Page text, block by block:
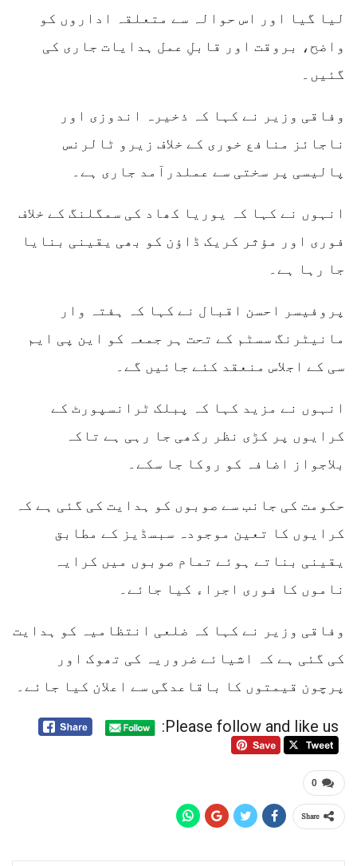
لیا گیا اور اس حوالہ سے متعلقہ اداروں کو
واضح، بروقت اور قابلِ عمل ہدایات جاری کی
گئیں۔
وفاقی وزیر نے کہا کہ ذخیرہ اندوزی اور
ناجائز منافع خوری کے خلاف زیرو ٹالرنس
پالیسی پر سختی سے عملدرآمد جاری ہے۔
انہوں نے کہا کہ یوریا کھاد کی سمگلنگ کے خلاف
فوری اور مؤثر کریک ڈاؤن کو بھی یقینی بنایا
جا رہا ہے۔
پروفیسر احسن اقبال نے کہا کہ ہفتہ وار
مانیٹرنگ سسٹم کے تحت ہر جمعہ کو این پی ایم
سی کے اجلاس منعقد کئے جائیں گے۔
انہوں نے مزید کہا کہ پبلک ٹرانسپورٹ کے
کرایوں پر کڑی نظر رکھی جا رہی ہے تاکہ
بلاجواز اضافہ کو روکا جا سکے۔
حکومت کی جانب سے صوبوں کو ہدایت کی گئی ہے کہ
کرایوں کا تعین موجودہ سبسڈیز کے مطابق
یقینی بناتے ہوئے تمام صوبوں میں کرایہ
ناموں کا فوری اجراء کیا جائے۔
وفاقی وزیر نے کہا کہ ضلعی انتظامیہ کو ہدایت
کی گئی ہے کہ اشیائے ضروریہ کی تھوک اور
پرچون قیمتوں کا باقاعدگی سے اعلان کیا جائے۔
Please follow and like us:
0
Share